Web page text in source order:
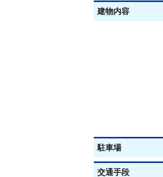
建物内容
駐車場
交通手段